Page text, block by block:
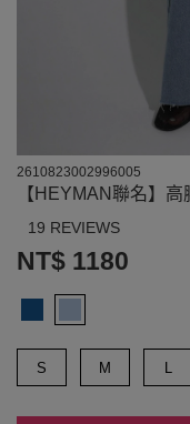
2610823002996005
【HEYMAN聯名】
19 REVIEWS
NT$ 1180
S M L